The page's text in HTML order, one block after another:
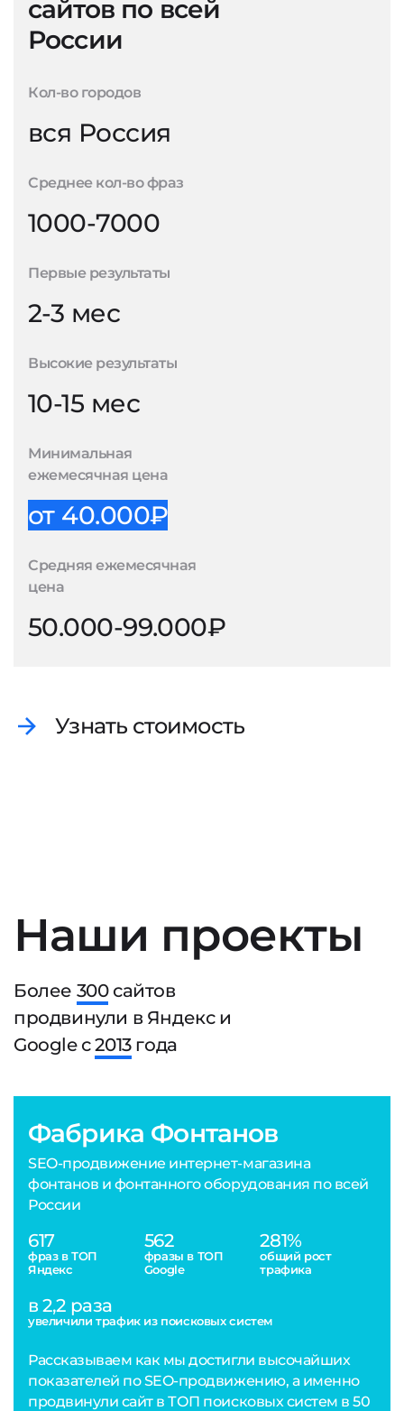
сайтов по всей
России
Кол-во городов
вся Россия
Среднее кол-во фраз
1000-7000
Первые результаты
2-3 мес
Высокие результаты
10-15 мес
Минимальная
ежемесячная цена
от 40.000₽
Средняя ежемесячная
цена
50.000-99.000₽
Узнать стоимость
Наши проекты
Более 300сайтов
продвинули в Яндекс и
Google с2013года
Фабрика Фонтанов
SEO-продвижение интернет-магазина
фонтанов и фонтанного оборудования по всей
России
617
фраз в ТОП
Яндекс
562
фразы в ТОП
Google
281%
общий рост
трафика
в 2,2 раза
увеличили трафик из поисковых систем
Рассказываем как мы достигли высочайших
показателей по SEO-продвижению, а именно
продвинули сайт в ТОП поисковых систем в 50